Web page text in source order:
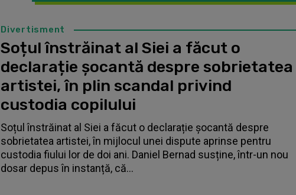
Divertisment
Soțul înstrăinat al Siei a făcut o
declarație șocantă despre sobrietatea
artistei, în plin scandal privind
custodia copilului
Soțul înstrăinat al Siei a făcut o declarație șocantă despre
sobrietatea artistei, în mijlocul unei dispute aprinse pentru
custodia fiului lor de doi ani. Daniel Bernad susține, într-un nou
dosar depus în instanță, că...